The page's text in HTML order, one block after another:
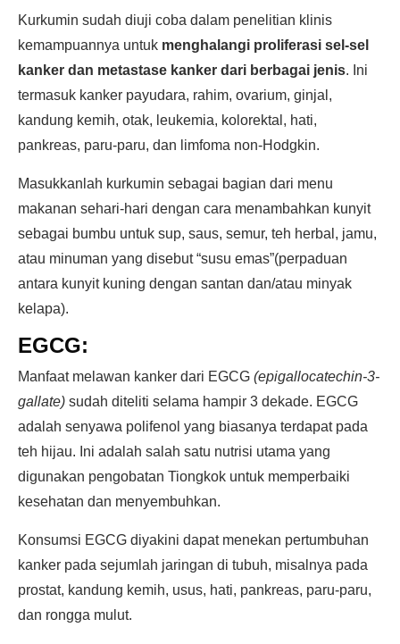
Kurkumin sudah diuji coba dalam penelitian klinis
kemampuannya untuk menghalangi proliferasi sel-sel
kanker dan metastase kanker dari berbagai jenis. Ini
termasuk kanker payudara, rahim, ovarium, ginjal,
kandung kemih, otak, leukemia, kolorektal, hati,
pankreas, paru-paru, dan limfoma non-Hodgkin.
Masukkanlah kurkumin sebagai bagian dari menu
makanan sehari-hari dengan cara menambahkan kunyit
sebagai bumbu untuk sup, saus, semur, teh herbal, jamu,
atau minuman yang disebut “susu emas”(perpaduan
antara kunyit kuning dengan santan dan/atau minyak
kelapa).
EGCG:
Manfaat melawan kanker dari EGCG (epigallocatechin-3-
gallate) sudah diteliti selama hampir 3 dekade. EGCG
adalah senyawa polifenol yang biasanya terdapat pada
teh hijau. Ini adalah salah satu nutrisi utama yang
digunakan pengobatan Tiongkok untuk memperbaiki
kesehatan dan menyembuhkan.
Konsumsi EGCG diyakini dapat menekan pertumbuhan
kanker pada sejumlah jaringan di tubuh, misalnya pada
prostat, kandung kemih, usus, hati, pankreas, paru-paru,
dan rongga mulut.